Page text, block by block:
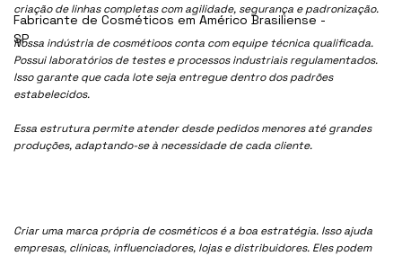
criação de linhas completas com agilidade, segurança e padronização.
Nossa indústria de cosmétioos conta com equipe técnica qualificada.
Possui laboratórios de testes e processos industriais regulamentados.
Isso garante que cada lote seja entregue dentro dos padrões
estabelecidos.
Essa estrutura permite atender desde pedidos menores até grandes
produções, adaptando-se à necessidade de cada cliente.
Criar uma marca própria de cosméticos é a boa estratégia. Isso ajuda
empresas, clínicas, influenciadores, lojas e distribuidores. Eles podem
Fabricante de Cosméticos em Américo Brasiliense -
SP